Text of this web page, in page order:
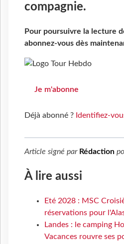
compagnie.
Pour poursuivre la lecture
abonnez-vous dès
Je m'abonne
Déjà abonné ? Identifiez-
Article signé par Rédaction
À lire aussi
Eté 2028 : MSC
réservations pour
Landes : le camping
Vacances rouvre ses